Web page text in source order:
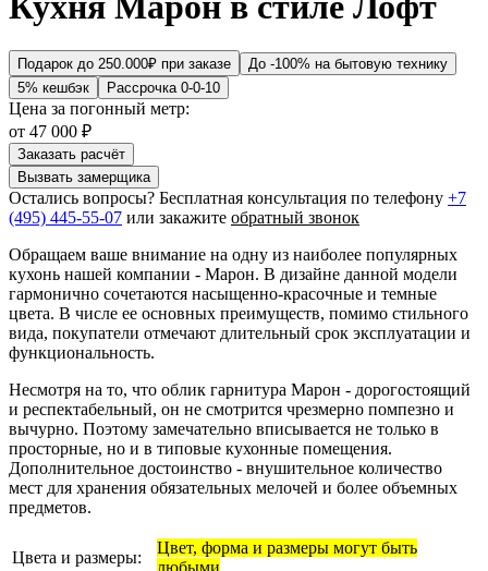
Подарок до 250.000₽ при заказе
До -100% на бытовую технику
5% кешбэк
Рассрочка 0-0-10
Цена за погонный метр:
от 47 000 ₽
Заказать расчёт
Вызвать замерщика
Остались вопросы? Бесплатная консультация по телефону +7
(495) 445-55-07 или закажите обратный звонок
Обращаем ваше внимание на одну из наиболее популярных
кухонь нашей компании - Марон. В дизайне данной модели
гармонично сочетаются насыщенно-красочные и темные
цвета. В числе ее основных преимуществ, помимо стильного
вида, покупатели отмечают длительный срок эксплуатации и
функциональность.
Несмотря на то, что облик гарнитура Марон - дорогостоящий
и респектабельный, он не смотрится чрезмерно помпезно и
вычурно. Поэтому замечательно вписывается не только в
просторные, но и в типовые кухонные помещения.
Дополнительное достоинство - внушительное количество
мест для хранения обязательных мелочей и более объемных
предметов.
Цвета и размеры:
Цвет, форма и размеры могут быть